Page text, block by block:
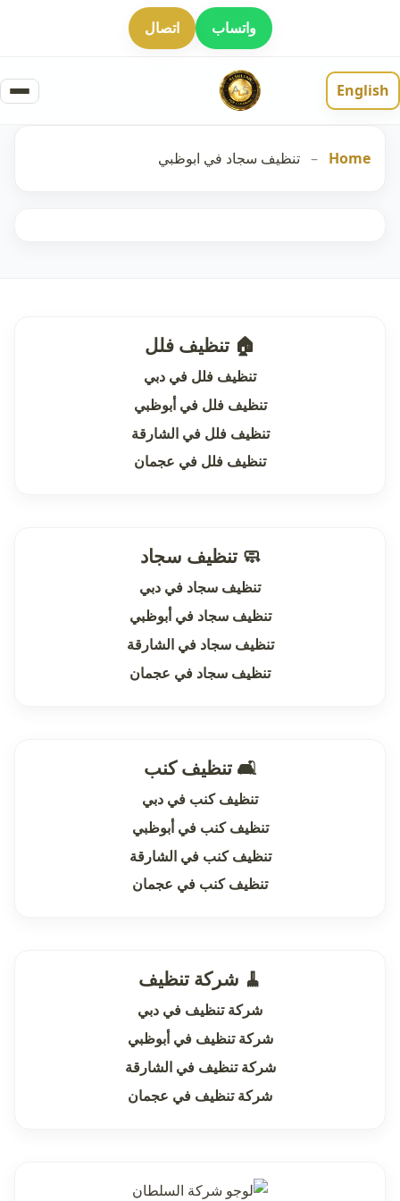
واتساب اتصال
English
Home
– تنظيف سجاد في ابوظبي
🏠 تنظيف فلل
تنظيف فلل في دبي
تنظيف فلل في أبوظبي
تنظيف فلل في الشارقة
تنظيف فلل في عجمان
🧼 تنظيف سجاد
تنظيف سجاد في دبي
تنظيف سجاد في أبوظبي
تنظيف سجاد في الشارقة
تنظيف سجاد في عجمان
🛋 تنظيف كنب
تنظيف كنب في دبي
تنظيف كنب في أبوظبي
تنظيف كنب في الشارقة
تنظيف كنب في عجمان
🧹 شركة تنظيف
شركة تنظيف في دبي
شركة تنظيف في أبوظبي
شركة تنظيف في الشارقة
شركة تنظيف في عجمان